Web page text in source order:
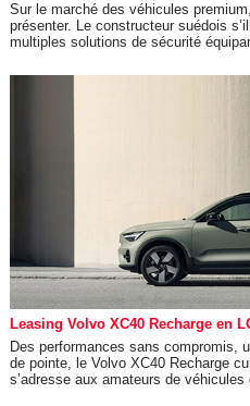
Sur le marché des véhicules
présenter. Le constructeur suédois
multiples solutions de sécurité
Leasing Volvo XC40 Recharge en
Des performances sans compromis,
de pointe, le Volvo XC40 Recharge
s’adresse aux amateurs de